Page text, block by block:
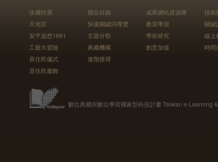
珍藏特展
天地宮
安平追想1661
工藝大冒險
原住民儀式
原住民服飾
聯合目錄
快速關鍵詞導覽
主題分類
典藏機構
進階搜尋
成果網站資源庫
教育學習
學術研究
創意加值
技術
關鍵
線上
時間
數位典藏與數位學習國家型科技計畫 Taiwan e-Learning